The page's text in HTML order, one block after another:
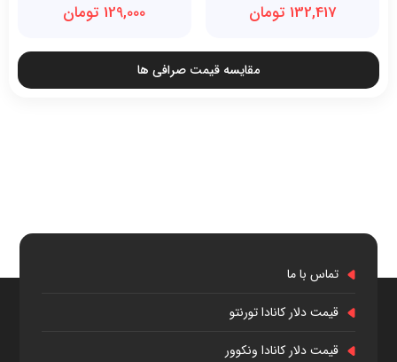
132,417 تومان 129,000 تومان
مقایسه قیمت صرافی ها
تماس با ما
قیمت دلار کانادا تورنتو
قیمت دلار کانادا ونکوور